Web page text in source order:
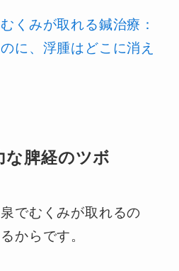
くみが取れる鍼治療：
に、浮腫はどこに消え
な脾経のツボ
でむくみが取れるの
からです。